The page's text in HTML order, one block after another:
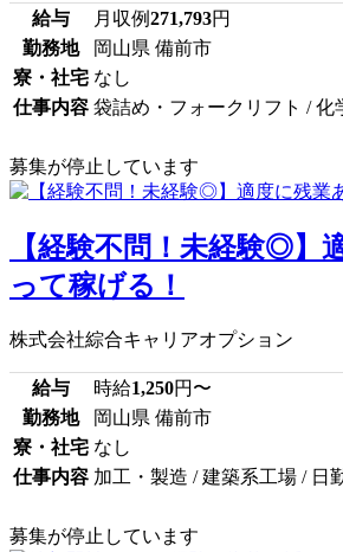
給与 月収例271,793円
勤務地
岡山県 備前市
寮・社宅 なし
仕事内容 袋詰め・フォークリフト / 化
募集が停止しています
【経験不問！未経験◎】
って稼げる！
株式会社綜合キャリアオプション
給与 時給1,250円〜
勤務地
岡山県 備前市
寮・社宅 なし
仕事内容 加工・製造 / 建築系工場 / 日
募集が停止しています